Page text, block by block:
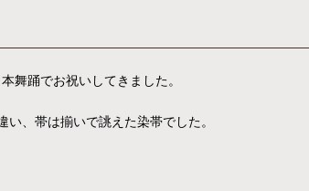
舞踊でお祝いしてきました。
、帯は揃いで誂えた染帯でした。